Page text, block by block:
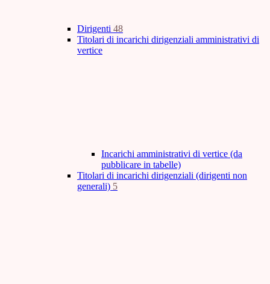
Dirigenti 48
Titolari di incarichi dirigenziali amministrativi di
vertice
Incarichi amministrativi di vertice (da
pubblicare in tabelle)
Titolari di incarichi dirigenziali (dirigenti non
generali) 5